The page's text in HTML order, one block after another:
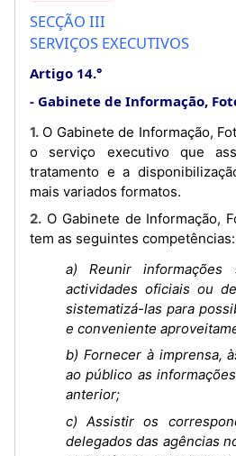
SECÇÃO III
SERVIÇOS EXECUTIVOS
Artigo 14.°
Gabinete de Informação,
1. O Gabinete de Informação, Fotografia e Exposição é
o serviço executivo que
tratamento e a
mais variados formatos.
2. O Gabinete de Informação, Fotografia e Exposição
tem as seguintes competências:
a) Reunir
actividades oficiais ou
sistematizá-las para
e conveniente
b) Fornecer à imprensa,
ao público as
anterior;
c) Assistir os
delegados das agências